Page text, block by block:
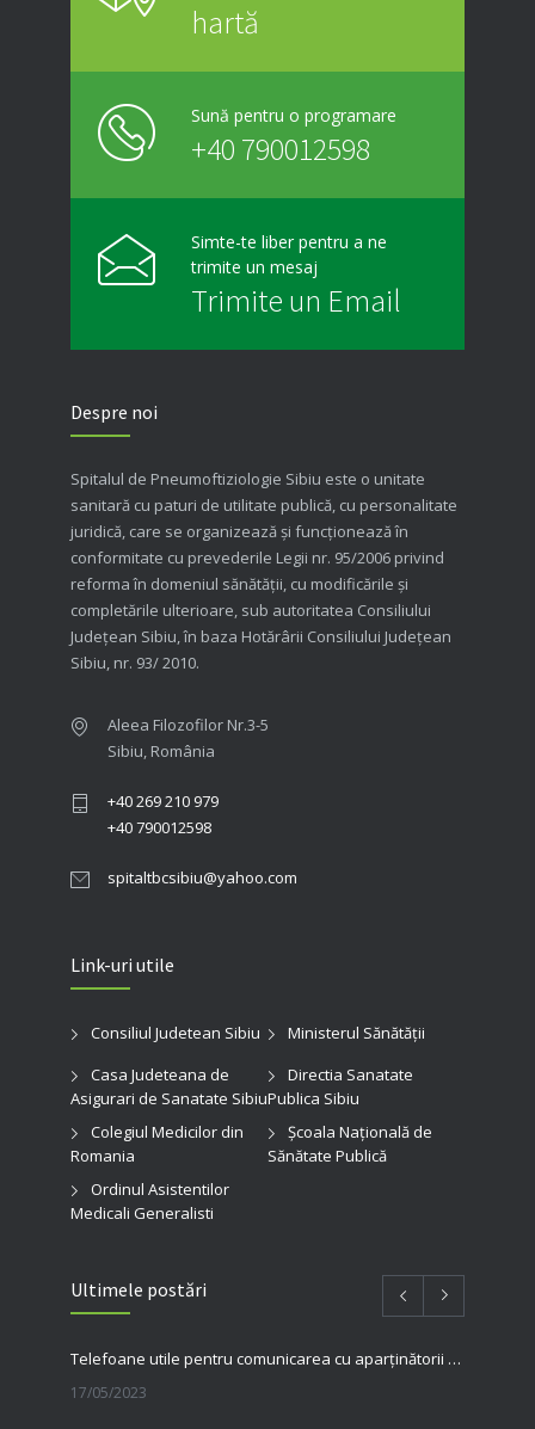
hartă
Sună pentru o programare
+40 790012598
Simte-te liber pentru a ne
trimite un mesaj
Trimite un Email
Despre noi
Spitalul de Pneumoftiziologie Sibiu este o unitate
sanitară cu paturi de utilitate publică, cu personalitate
juridică, care se organizează şi funcţionează în
conformitate cu prevederile Legii nr. 95/2006 privind
reforma în domeniul sănătăţii, cu modificările şi
completările ulterioare, sub autoritatea Consiliului
Judeţean Sibiu, în baza Hotărârii Consiliului Judeţean
Sibiu, nr. 93/ 2010.
Aleea Filozofilor Nr.3-5
Sibiu, România
+40 269 210 979
+40 790012598
spitaltbcsibiu@yahoo.com
Link-uri utile
Consiliul Judetean Sibiu
Ministerul Sănătății
Casa Judeteana de
Asigurari de Sanatate Sibiu
Directia Sanatate
Publica Sibiu
Colegiul Medicilor din
Romania
Şcoala Naţională de
Sănătate Publică
Ordinul Asistentilor
Medicali Generalisti
Ultimele postări
Telefoane utile pentru comunicarea cu aparținătorii pacienților internați în spitalul nostru
17/05/2023